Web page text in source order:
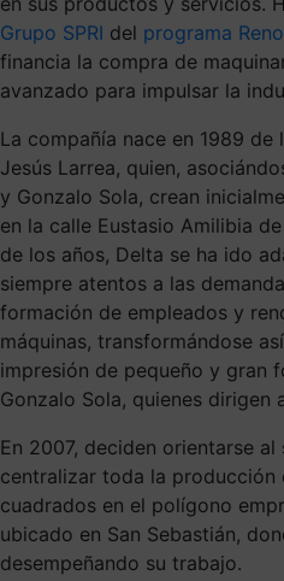
Grupo SPRI del programa
financia la compra de
avanzado para impulsar la
La compañía nace en 1989
Jesús Larrea, quien,
y Gonzalo Sola, crean
en la calle Eustasio Amilibia
de los años, Delta se ha ido
siempre atentos a las
formación de empleados y
máquinas, transformándose
impresión de pequeño y gran
Gonzalo Sola, quienes dirigen
En 2007, deciden orientarse
centralizar toda la producción
cuadrados en el polígono
ubicado en San Sebastián,
desempeñando su trabajo.